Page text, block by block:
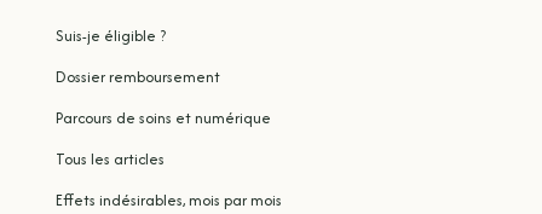
Suis-je éligible ?
Dossier remboursement
Parcours de soins et numérique
Tous les articles
Effets indésirables, mois par mois